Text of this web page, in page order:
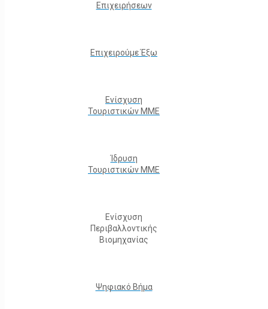
Επιχειρήσεων
Επιχειρούμε Έξω
Ενίσχυση
Τουριστικών ΜΜΕ
Ίδρυση
Τουριστικών ΜΜΕ
Ενίσχυση
Περιβαλλοντικής
Βιομηχανίας
Ψηφιακό Βήμα